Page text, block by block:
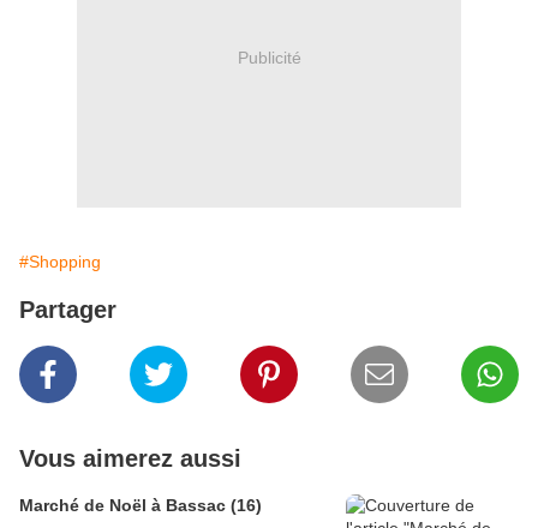
Publicité
#Shopping
Partager
Vous aimerez aussi
Marché de Noël à Bassac (16)